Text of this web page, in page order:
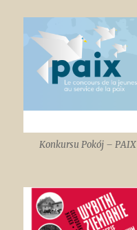
Konkursu Pokój – PAIX